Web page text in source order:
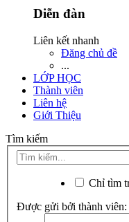
Diễn đàn
Liên kết nhanh
Đăng chủ đề
...
LỚP HỌC
Thành viên
Liên hệ
Giới Thiệu
Tìm kiếm
Chỉ tìm
Được gửi bởi thành viên: